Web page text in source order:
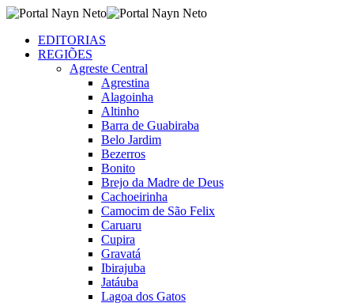
EDITORIAS
REGIÕES
Agreste Central
Agrestina
Alagoinha
Altinho
Barra de Guabiraba
Belo Jardim
Bezerros
Bonito
Brejo da Madre de Deus
Cachoeirinha
Camocim de São Felix
Caruaru
Cupira
Gravatá
Ibirajuba
Jatáuba
Lagoa dos Gatos